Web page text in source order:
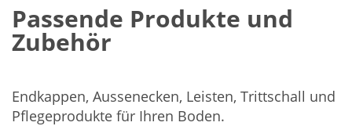
Passende Produkte und
Zubehör
Endkappen, Aussenecken, Leisten, Trittschall und
Pflegeprodukte für Ihren Boden.